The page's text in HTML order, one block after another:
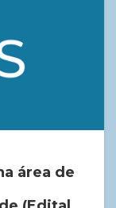
área de